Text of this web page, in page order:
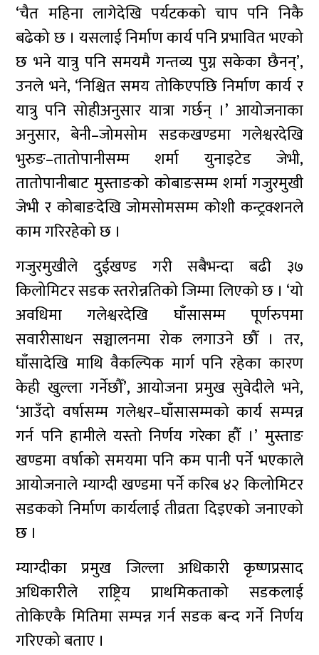
‘चैत महिना लागेदेखि पर्यटकको चाप पनि निकै
बढेको छ । यसलाई निर्माण कार्य पनि प्रभावित भएको
छ भने यात्रु पनि समयमै गन्तव्य पुग्न सकेका छैनन्’,
उनले भने, ‘निश्चित समय तोकिएपछि निर्माण कार्य र
यात्रु पनि सोहीअनुसार यात्रा गर्छन् ।’ आयोजनाका
अनुसार, बेनी–जोमसोम सडकखण्डमा गलेश्वरदेखि
भुरुङ–तातोपानीसम्म शर्मा युनाइटेड जेभी,
तातोपानीबाट मुस्ताङको कोबाङसम्म शर्मा गजुरमुखी
जेभी र कोबाङदेखि जोमसोमसम्म कोशी कन्ट्रक्शनले
काम गरिरहेको छ ।
गजुरमुखीले दुईखण्ड गरी सबैभन्दा बढी ३७
किलोमिटर सडक स्तरोन्नतिको जिम्मा लिएको छ । ‘यो
अवधिमा गलेश्वरदेखि घाँसासम्म पूर्णरुपमा
सवारीसाधन सञ्चालनमा रोक लगाउने छौँ । तर,
घाँसादेखि माथि वैकल्पिक मार्ग पनि रहेका कारण
केही खुल्ला गर्नेछौँ’, आयोजना प्रमुख सुवेदीले भने,
‘आउँदो वर्षासम्म गलेश्वर–घाँसासम्मको कार्य सम्पन्न
गर्न पनि हामीले यस्तो निर्णय गरेका हौँ ।’ मुस्ताङ
खण्डमा वर्षाको समयमा पनि कम पानी पर्ने भएकाले
आयोजनाले म्याग्दी खण्डमा पर्ने करिब ४२ किलोमिटर
सडकको निर्माण कार्यलाई तीव्रता दिइएको जनाएको
छ ।
म्याग्दीका प्रमुख जिल्ला अधिकारी कृष्णप्रसाद
अधिकारीले राष्ट्रिय प्राथमिकताको सडकलाई
तोकिएकै मितिमा सम्पन्न गर्न सडक बन्द गर्ने निर्णय
गरिएको बताए ।